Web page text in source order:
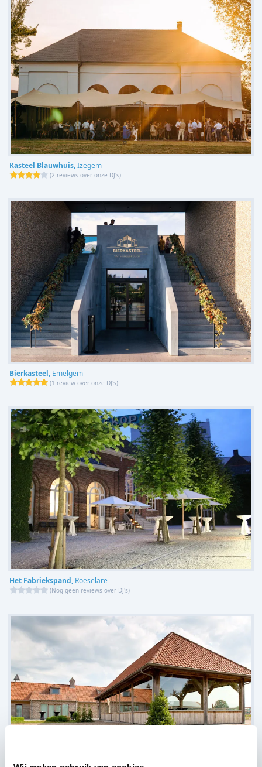
Kasteel Blauwhuis,Izegem
(2 reviews over onze DJ's)
Bierkasteel, Emelgem
(1 review over onze DJ's)
Het Fabriekspand, Roeselare
(Nog geen reviews over DJ's)